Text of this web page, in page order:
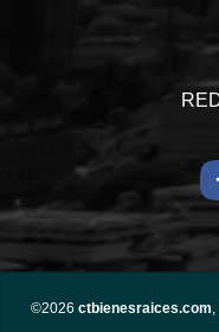
©2026 ctbienesraices.com